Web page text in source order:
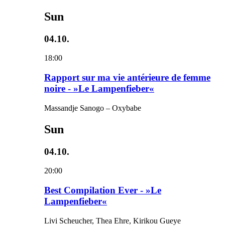
Sun
04.10.
18:00
Rapport sur ma vie antérieure de femme
noire - »Le Lampenfieber«
Massandje Sanogo – Oxybabe
Sun
04.10.
20:00
Best Compilation Ever - »Le
Lampenfieber«
Livi Scheucher, Thea Ehre, Kirikou Gueye